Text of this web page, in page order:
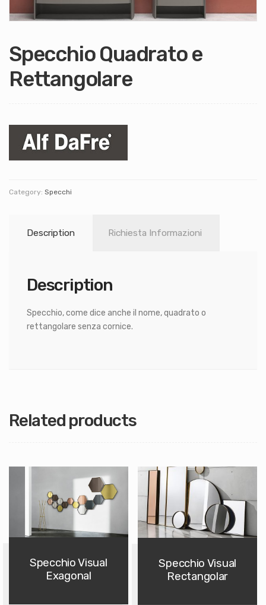
Specchio Quadrato e
Rettangolare
Category: Specchi
Description Richiesta Informazioni
Description
Specchio, come dice anche il nome, quadrato o
rettangolare senza cornice.
Related products
Specchio Visual
Exagonal
Specchio Visual
Rectangolar